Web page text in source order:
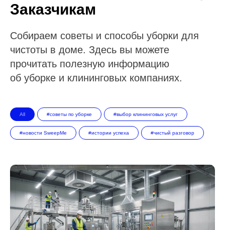
Заказчикам
Собираем советы и способы уборки для
чистоты в доме. Здесь вы можете
прочитать полезную информацию
об уборке и клининговых компаниях.
All #cоветы по уборке #выбор клининговых услуг
#новости SweepMe #истории успеха #чистый разговор